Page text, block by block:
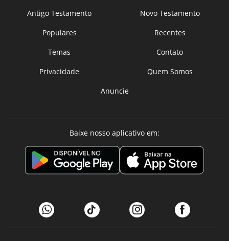
Antigo Testamento
Novo Testamento
Populares
Recentes
Temas
Contato
Privacidade
Quem Somos
Anuncie
Baixe nosso aplicativo em: